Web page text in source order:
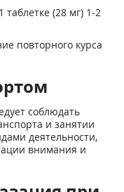
(28 мг) 1-2
повторного курса
соблюдать
и занятии
деятельности,
внимания и